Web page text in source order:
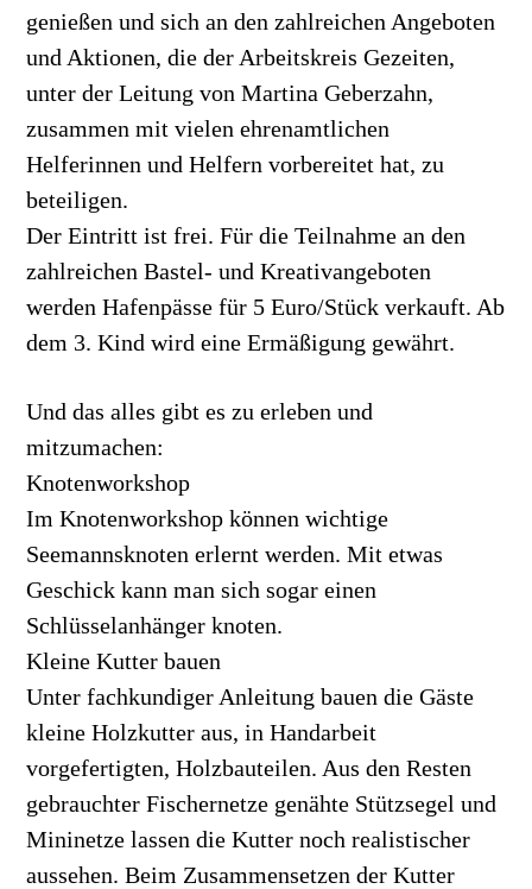
genießen und sich an den zahlreichen Angeboten
und Aktionen, die der Arbeitskreis Gezeiten,
unter der Leitung von Martina Geberzahn,
zusammen mit vielen ehrenamtlichen
Helferinnen und Helfern vorbereitet hat, zu
beteiligen.
Der Eintritt ist frei. Für die Teilnahme an den
zahlreichen Bastel- und Kreativangeboten
werden Hafenpässe für 5 Euro/Stück verkauft. Ab
dem 3. Kind wird eine Ermäßigung gewährt.
Und das alles gibt es zu erleben und
mitzumachen:
Knotenworkshop
Im Knotenworkshop können wichtige
Seemannsknoten erlernt werden. Mit etwas
Geschick kann man sich sogar einen
Schlüsselanhänger knoten.
Kleine Kutter bauen
Unter fachkundiger Anleitung bauen die Gäste
kleine Holzkutter aus, in Handarbeit
vorgefertigten, Holzbauteilen. Aus den Resten
gebrauchter Fischernetze genähte Stützsegel und
Mininetze lassen die Kutter noch realistischer
aussehen. Beim Zusammensetzen der Kutter